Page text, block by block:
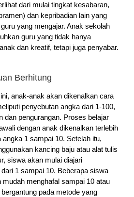
dari mulai tingkat kesabaran,
dan kepribadian lain yang
yang mengajar. Anak sekolah
guru yang tidak hanya
dan kreatif, tetapi juga penyabar.
Berhitung
anak-anak akan dikenalkan cara
penyebutan angka dari 1-100,
dan pengurangan. Proses belajar
dengan anak dikenalkan terlebih
angka 1 sampai 10. Setelah itu,
kancing baju atau alat tulis
siswa akan mulai diajari
1 sampai 10. Beberapa siswa
mudah menghafal sampai 10 atau
pada metode yang